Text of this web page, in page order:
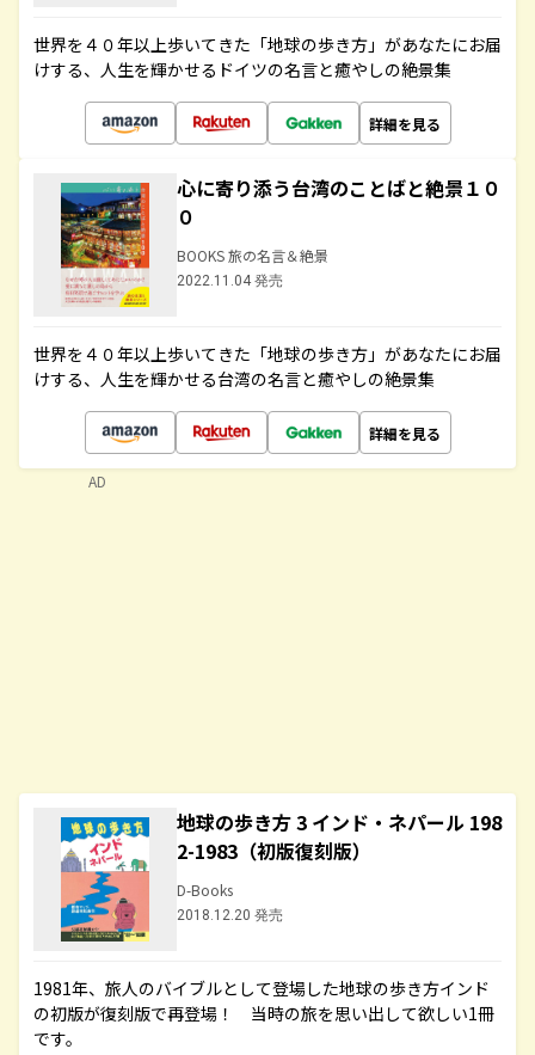
世界を４０年以上歩いてきた「地球の歩き方」があなたにお届
けする、人生を輝かせるドイツの名言と癒やしの絶景集
詳細を見る
心に寄り添う台湾のことばと絶景１０
０
BOOKS 旅の名言＆絶景
2022.11.04 発売
世界を４０年以上歩いてきた「地球の歩き方」があなたにお届
けする、人生を輝かせる台湾の名言と癒やしの絶景集
詳細を見る
地球の歩き方 3 インド・ネパール 198
2-1983（初版復刻版）
D-Books
2018.12.20 発売
1981年、旅人のバイブルとして登場した地球の歩き方インド
の初版が復刻版で再登場！ 当時の旅を思い出して欲しい1冊
です。
AD